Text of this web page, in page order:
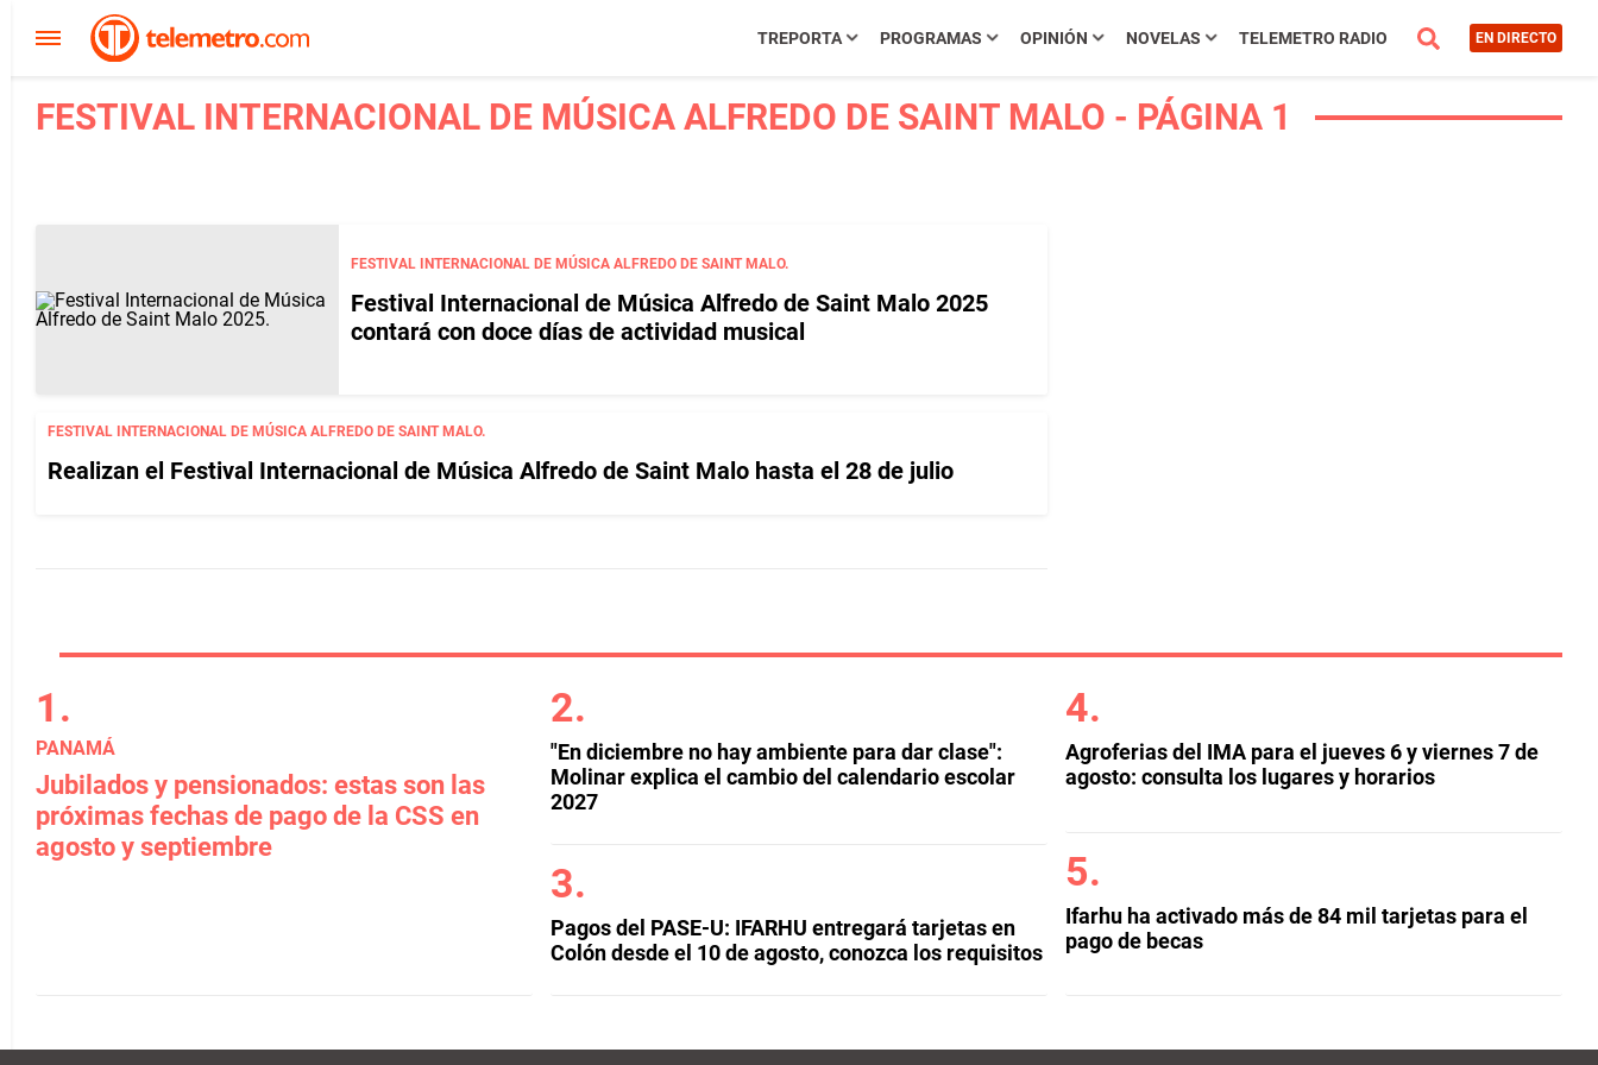
TREPORTA PROGRAMAS OPINIÓN NOVELAS TELEMETRO RADIO EN DIRECTO
FESTIVAL INTERNACIONAL DE MÚSICA ALFREDO DE SAINT MALO - PÁGINA 1
FESTIVAL INTERNACIONAL DE MÚSICA ALFREDO DE SAINT MALO.
Festival Internacional de Música Alfredo de Saint Malo 2025
contará con doce días de actividad musical
FESTIVAL INTERNACIONAL DE MÚSICA ALFREDO DE SAINT MALO.
Realizan el Festival Internacional de Música Alfredo de Saint Malo hasta el 28 de julio
PANAMÁ
Jubilados y pensionados: estas son las
próximas fechas de pago de la CSS en
agosto y septiembre
"En diciembre no hay ambiente para dar clase":
Molinar explica el cambio del calendario escolar
2027
Pagos del PASE-U: IFARHU entregará tarjetas en
Colón desde el 10 de agosto, conozca los requisitos
Agroferias del IMA para el jueves 6 y viernes 7 de
agosto: consulta los lugares y horarios
Ifarhu ha activado más de 84 mil tarjetas para el
pago de becas